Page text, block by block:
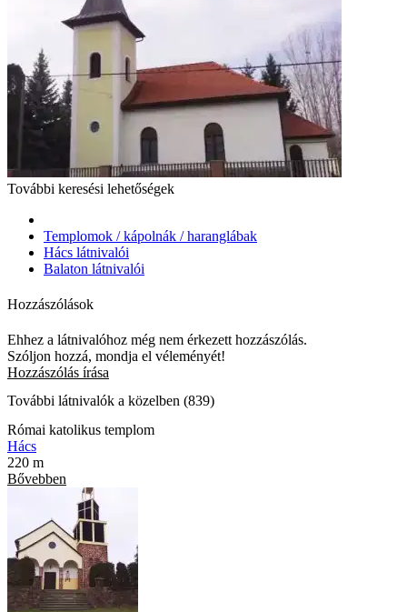
További keresési lehetőségek
Templomok / kápolnák / haranglábak
Hács látnivalói
Balaton látnivalói
Hozzászólások
Ehhez a látnivalóhoz még nem érkezett hozzászólás.
Szóljon hozzá, mondja el véleményét!
Hozzászólás írása
További látnivalók a közelben (839)
Római katolikus templom
Hács
220 m
Bővebben